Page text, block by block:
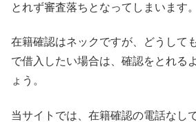
とれず審査落ちとなってしまいます。
在籍確認はネックですが、どうして
で借入したい場合は、確認をとれる
ょう。
当サイトでは、在籍確認の電話なし